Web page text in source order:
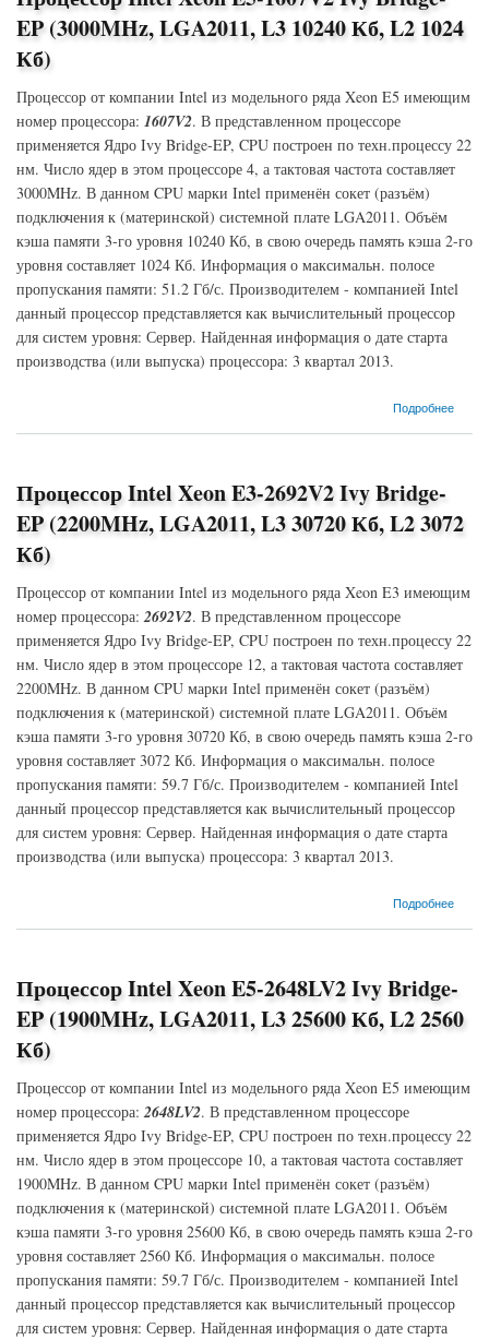
EP (3000MHz, LGA2011, L3 10240 Кб, L2 1024
Кб)
Процессор от компании Intel из модельного ряда Xeon E5 имеющим
номер процессора: 1607V2. В представленном процессоре
применяется Ядро Ivy Bridge-EP, CPU построен по техн.процессу 22
нм. Число ядер в этом процессоре 4, а тактовая частота составляет
3000MHz. В данном CPU марки Intel применён сокет (разъём)
подключения к (материнской) системной плате LGA2011. Объём
кэша памяти 3-го уровня 10240 Кб, в свою очередь память кэша 2-го
уровня составляет 1024 Кб. Информация о максимальн. полосе
пропускания памяти: 51.2 Гб/с. Производителем - компанией Intel
данный процессор представляется как вычислительный процессор
для систем уровня: Сервер. Найденная информация о дате старта
производства (или выпуска) процессора: 3 квартал 2013.
Подробнее
о Процессор Intel Xeon E5-1607V2 Ivy Bridge-EP (3000MHz, LGA2011, L3 10240 Кб, L2
Процессор Intel Xeon E3-2692V2 Ivy Bridge-
EP (2200MHz, LGA2011, L3 30720 Кб, L2 3072
Кб)
Процессор от компании Intel из модельного ряда Xeon E3 имеющим
номер процессора:2692V2. В представленном процессоре
применяется Ядро Ivy Bridge-EP, CPU построен по техн.процессу 22
нм. Число ядер в этом процессоре 12, а тактовая частота составляет
2200MHz. В данном CPU марки Intel применён сокет (разъём)
подключения к (материнской) системной плате LGA2011. Объём
кэша памяти 3-го уровня 30720 Кб, в свою очередь память кэша 2-го
уровня составляет 3072 Кб. Информация о максимальн. полосе
пропускания памяти: 59.7 Гб/с. Производителем - компанией Intel
данный процессор представляется как вычислительный процессор
для систем уровня: Сервер. Найденная информация о дате старта
производства (или выпуска) процессора: 3 квартал 2013.
Подробнее
о Процессор Intel Xeon E3-2692V2 Ivy Bridge-EP (2200MHz, LGA2011, L3 30720 Кб, L2
Процессор Intel Xeon E5-2648LV2 Ivy Bridge-
EP (1900MHz, LGA2011, L3 25600 Кб, L2 2560
Кб)
Процессор от компании Intel из модельного ряда Xeon E5 имеющим
номер процессора:2648LV2. В представленном процессоре
применяется Ядро Ivy Bridge-EP, CPU построен по техн.процессу 22
нм. Число ядер в этом процессоре 10, а тактовая частота составляет
1900MHz. В данном CPU марки Intel применён сокет (разъём)
подключения к (материнской) системной плате LGA2011. Объём
кэша памяти 3-го уровня 25600 Кб, в свою очередь память кэша 2-го
уровня составляет 2560 Кб. Информация о максимальн. полосе
пропускания памяти: 59.7 Гб/с. Производителем - компанией Intel
данный процессор представляется как вычислительный процессор
для систем уровня: Сервер. Найденная информация о дате старта